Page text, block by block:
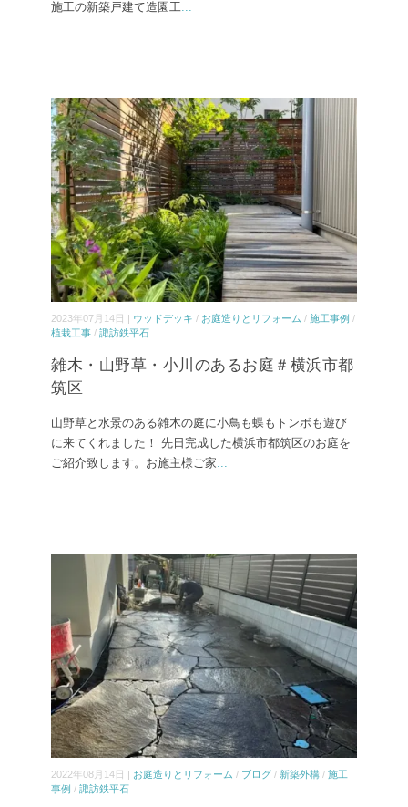
施工の新築戸建て造園工...
2023年07月14日 | ウッドデッキ / お庭造りとリフォーム / 施工事例 /
植栽工事 / 諏訪鉄平石
雑木・山野草・小川のあるお庭＃横浜市都
筑区
山野草と水景のある雑木の庭に小鳥も蝶もトンボも遊び
に来てくれました！ 先日完成した横浜市都筑区のお庭を
ご紹介致します。お施主様ご家...
2022年08月14日 | お庭造りとリフォーム / ブログ / 新築外構 / 施工
事例 / 諏訪鉄平石